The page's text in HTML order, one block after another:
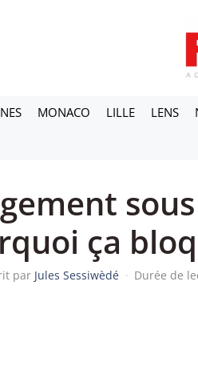
MONACO LILLE LENS
ça
par Jules Sessiwèdé · Durée de